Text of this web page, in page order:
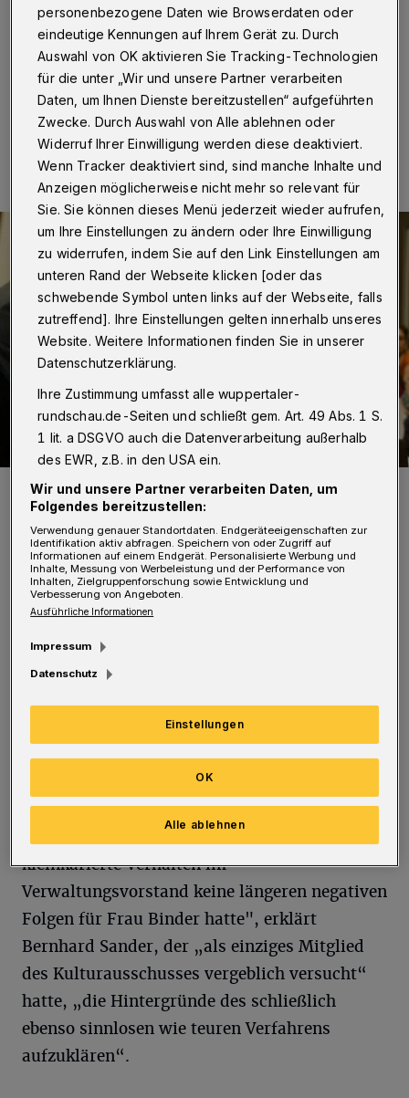
Wuppertal·Die Ratsfraktion der Wuppertaler Linken
beglückwünscht Adolphe Binder zu ihrem Engagement
am Theater Basel.
02.02.2022 , 18:08 Uhr Eine Minute Lesezeit
Adolphe Binder mit ihrem Anwalt vor dem Arbeitsgericht.
Foto: Mikko Schümmelfeder
Die nach Pina Bausch erste Intendantin des
Wuppertaler Tanztheaters sei „aus bis heute
ungeklärten Gründen fristlos gekündigt und
mit Arbeitsgerichtsprozessen überzogen
worden, die alle zu ihren Gunsten entschieden
wurden“, so die Linken.
„Wir freuen uns, dass es für Frau Binder diese
kleinkarierte Verhalten im
Verwaltungsvorstand keine längeren negativen
Folgen für Frau Binder hatte", erklärt
Bernhard Sander, der „als einziges Mitglied
des Kulturausschusses vergeblich versucht“
hatte, „die Hintergründe des schließlich
ebenso sinnlosen wie teuren Verfahrens
aufzuklären“.
personenbezogene Daten wie Browserdaten oder
eindeutige Kennungen auf Ihrem Gerät zu. Durch
Auswahl von OK aktivieren Sie Tracking-Technologien
für die unter „Wir und unsere Partner verarbeiten
Daten, um Ihnen Dienste bereitzustellen“ aufgeführten
Zwecke. Durch Auswahl von Alle ablehnen oder
Widerruf Ihrer Einwilligung werden diese deaktiviert.
Wenn Tracker deaktiviert sind, sind manche Inhalte und
Anzeigen möglicherweise nicht mehr so relevant für
Sie. Sie können dieses Menü jederzeit wieder aufrufen,
um Ihre Einstellungen zu ändern oder Ihre Einwilligung
zu widerrufen, indem Sie auf den Link Einstellungen am
unteren Rand der Webseite klicken [oder das
schwebende Symbol unten links auf der Webseite, falls
zutreffend]. Ihre Einstellungen gelten innerhalb unseres
Website. Weitere Informationen finden Sie in unserer
Datenschutzerklärung.
Ihre Zustimmung umfasst alle wuppertaler-
rundschau.de-Seiten und schließt gem. Art. 49 Abs. 1 S.
1 lit. a DSGVO auch die Datenverarbeitung außerhalb
des EWR, z.B. in den USA ein.
Wir und unsere Partner verarbeiten Daten, um
Folgendes bereitzustellen:
Verwendung genauer Standortdaten. Endgeräteeigenschaften zur
Identifikation aktiv abfragen. Speichern von oder Zugriff auf
Informationen auf einem Endgerät. Personalisierte Werbung und
Inhalte, Messung von Werbeleistung und der Performance von
Inhalten, Zielgruppenforschung sowie Entwicklung und
Verbesserung von Angeboten.
Ausführliche Informationen
Impressum
Datenschutz
Einstellungen
Alle ablehnen
OK